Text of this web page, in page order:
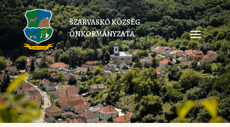
SZARVASKŐ KÖZSÉG
ÖNKORMÁNYZATA